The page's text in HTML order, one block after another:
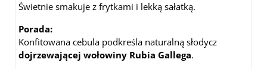
Świetnie smakuje z frytkami i lekką sałatką.
Porada:
Konfitowana cebula podkreśla naturalną słodycz
dojrzewającej wołowiny Rubia Gallega.